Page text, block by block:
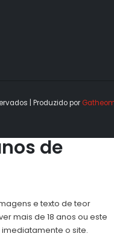
| Produzido por
de
e texto de teor
mais de 18 anos ou este
o site.